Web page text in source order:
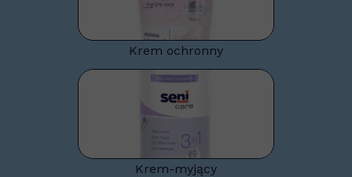
Krem ochronny
Krem-myjący